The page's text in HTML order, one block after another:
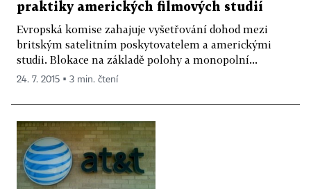
praktiky amerických filmových studií
Evropská komise zahajuje vyšetřování dohod mezi
britským satelitním poskytovatelem a americkými
studii. Blokace na základě polohy a monopolní...
24. 7. 2015 ▪ 3 min. čtení